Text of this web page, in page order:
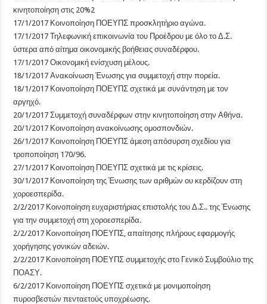
κινητοποίηση στις 20%2
17/1/2017 Κοινοποίηση ΠΟΕΥΠΣ προσκλητήριο αγώνα.
17/1/2017 Τηλεφωνική επικοινωνία του Προέδρου με όλο το Δ.Σ.
ύστερα από αίτημα οικονομικής βοήθειας συναδέρφου.
17/1/2017 Οικονομική ενίσχυση μέλους.
18/1/2017 Ανακοίνωση Ένωσης για συμμετοχή στην πορεία.
18/1/2017 Κοινοποίηση ΠΟΕΥΠΣ σχετικά με συνάντηση με τον
αργηχό.
20/1/2017 Συμμετοχή συναδέρφων στην κινητοποίηση στην Αθήνα.
20/1/2017 Κοινοποίηση ανακοίνωσης ομοσπονδιών.
26/1/2017 Κοινοποίηση ΠΟΕΥΠΣ άμεση απόσυρση σχεδίου για
τροποποίηση 170/96.
27/1/2017 Κοινοποίηση ΠΟΕΥΠΣ σχετικά με τις κρίσεις.
30/1/2017 Κοινοποίηση της Ένωσης των αριθμών ου κερδίζουν στη
χοροεσπερίδα.
2/2/2017 Κοινοποίηση ευχαριστήριας επιστολής του Δ.Σ.. της Ένωσης
για την συμμετοχή στη χοροεσπερίδα.
2/2/2017 Κοινοποίηση ΠΟΕΥΠΣ, απαίτησης πλήρους εφαρμογής
χορήγησης γονικών αδειών.
2/2/2017 Κοινοποίηση ΠΟΕΥΠΣ συμμετοχής στο Γενικό Συμβούλιο της
ΠΟΑΣΥ.
6/2/2017 Κοινοποίηση ΠΟΕΥΠΣ σχετικά με μονιμοποίηση
πυροσβεστών πενταετούς υποχρέωσης.